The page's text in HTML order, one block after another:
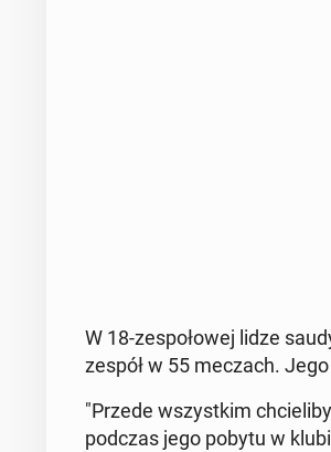
W 18-ze­spo­ło­wej lidze
zespół w 55 meczach.
"Przede wszyst­kim
podczas jego pobytu w